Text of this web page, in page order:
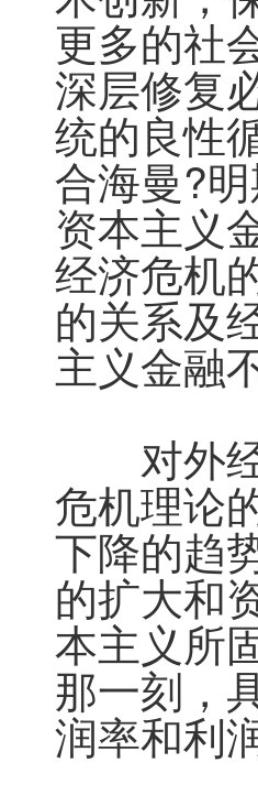
更多的社
深层修复
统的良性
合海曼?
资本主义
经济危机
的关系及
主义金融
对外经
危机理论
下降的趋
的扩大和
本主义所
那一刻，
润率和利